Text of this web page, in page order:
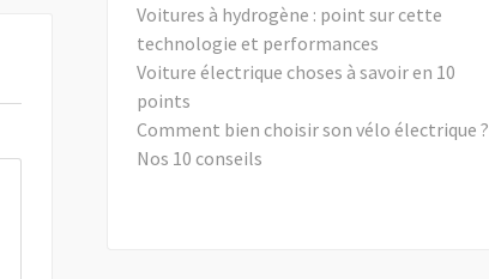
Voitures à hydrogène : point sur cette
technologie et performances
Voiture électrique choses à savoir en 10
points
Comment bien choisir son vélo électrique ?
Nos 10 conseils